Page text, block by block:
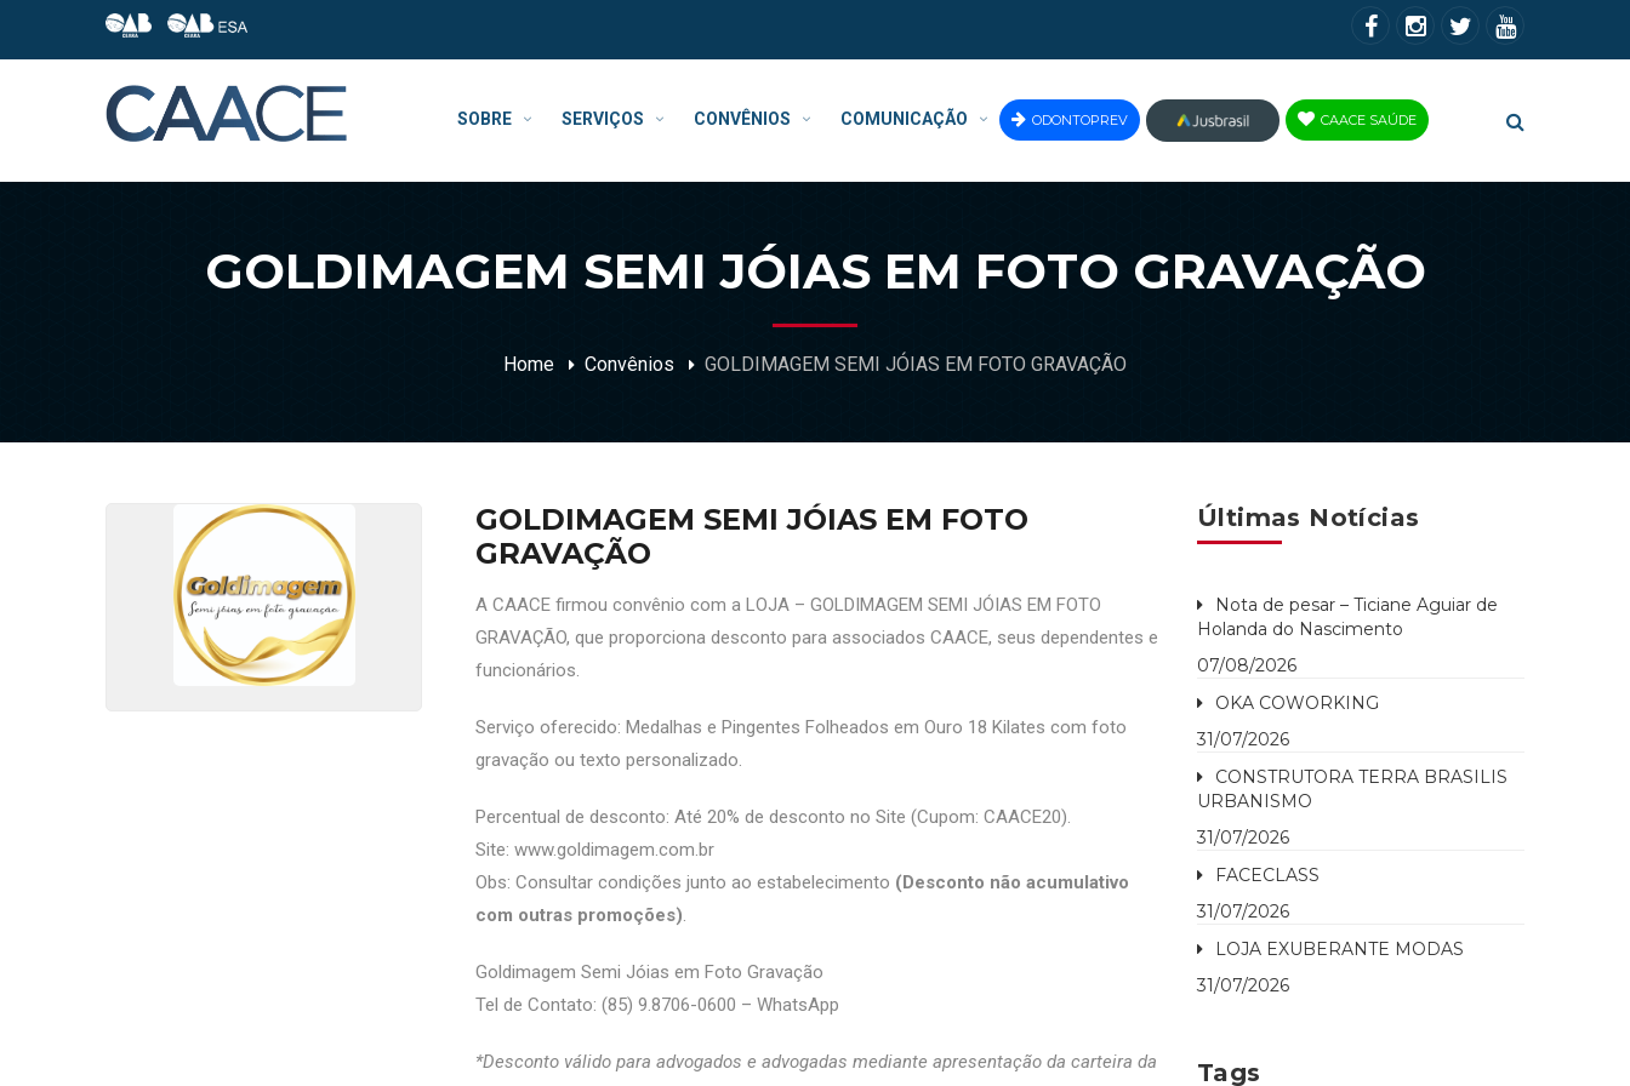
SOBRE SERVIÇOS CONVÊNIOS COMUNICAÇÃO ODONTOPREV
JUS
CAACE SAÚDE
GOLDIMAGEM SEMI JÓIAS EM FOTO GRAVAÇÃO
Home Convênios GOLDIMAGEM SEMI JÓIAS EM FOTO GRAVAÇÃO
GOLDIMAGEM SEMI JÓIAS EM FOTO
GRAVAÇÃO
A CAACE firmou convênio com a LOJA – GOLDIMAGEM SEMI JÓIAS EM FOTO
GRAVAÇÃO, que proporciona desconto para associados CAACE, seus dependentes e
funcionários.
Serviço oferecido: Medalhas e Pingentes Folheados em Ouro 18 Kilates com foto
gravação ou texto personalizado.
Percentual de desconto: Até 20% de desconto no Site (Cupom: CAACE20).
Site: www.goldimagem.com.br
Obs: Consultar condições junto ao estabelecimento (Desconto não acumulativo
com outras promoções).
Goldimagem Semi Jóias em Foto Gravação
Tel de Contato: (85) 9.8706-0600 – WhatsApp
*Desconto válido para advogados e advogadas mediante apresentação da carteira da
Últimas Notícias
Nota de pesar – Ticiane Aguiar de
Holanda do Nascimento
07/08/2026
OKA COWORKING
31/07/2026
CONSTRUTORA TERRA BRASILIS
URBANISMO
31/07/2026
FACECLASS
31/07/2026
LOJA EXUBERANTE MODAS
31/07/2026
Tags